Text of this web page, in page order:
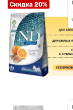
Скидка 20%